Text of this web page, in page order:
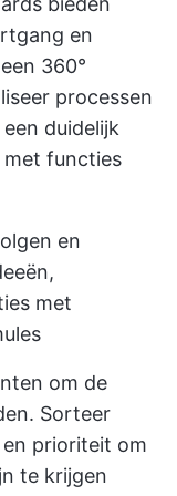
en
360°
processen
duidelijk
met functies
en
met
om de
Sorteer
prioriteit om
te krijgen